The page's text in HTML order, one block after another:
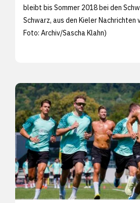
bleibt bis Sommer 2018 bei den
Schwarz, aus den Kieler Nachrichten
Foto: Archiv/Sascha Klahn)